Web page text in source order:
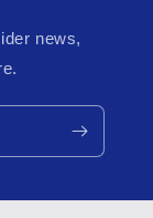
news,